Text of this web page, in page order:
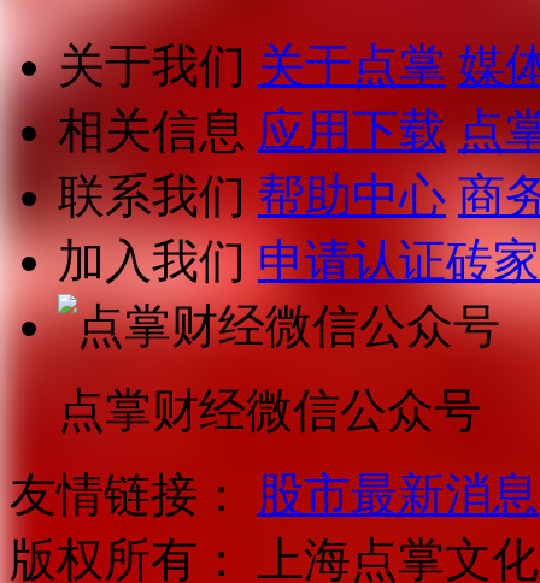
关于我们 关于点掌 媒
相关信息 应用下载 点
联系我们 帮助中心 商
加入我们 申请认证砖家
点掌财经微信公众号
友情链接：
股市最新消息
版权所有：
上海点掌文